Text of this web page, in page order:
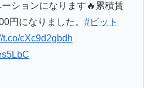
ションになります🔥累積賃
円になりました。 #ビット
t.co/cXc9d2gbdh